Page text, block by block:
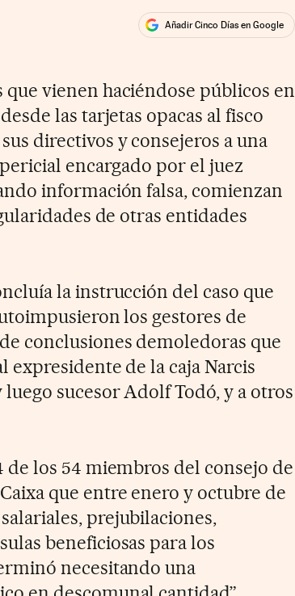
Añadir Cinco Días en Google
vienen haciéndose públicos en
las tarjetas opacas al fisco
directivos y consejeros a una
encargado por el juez
información falsa, comienzan
de otras entidades
la instrucción del caso que
los gestores de
conclusiones demoledoras que
expresidente de la caja Narcis
sucesor Adolf Todó, y a otros
de los 54 miembros del consejo de
que entre enero y octubre de
prejubilaciones,
beneficiosas para los
necesitando una